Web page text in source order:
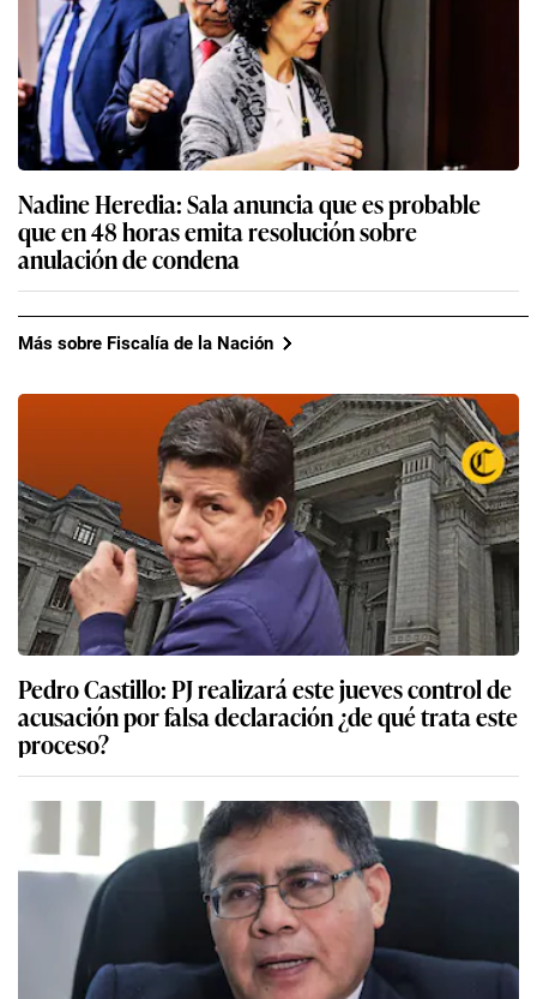
Nadine Heredia: Sala anuncia que es probable
que en 48 horas emita resolución sobre
anulación de condena
Más sobre Fiscalía de la Nación
Pedro Castillo: PJ realizará este jueves control de
acusación por falsa declaración ¿de qué trata este
proceso?